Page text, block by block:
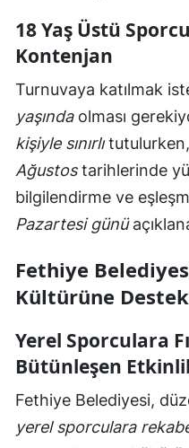
18 Yaş Üstü
Kontenjan
Turnuvaya katılmak
yaşındaolması
kişiyle sınırlı
Ağustostarihlerinde
bilgilendirme ve
Pazartesi günü
Fethiye
Kültürüne Destek
Yerel Sporculara
Bütünleşen
Fethiye Belediyesi,
yerel sporculara